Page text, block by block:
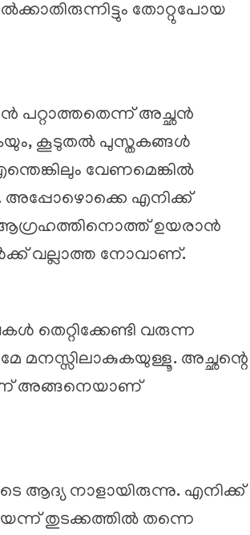
തോറ്റുപോയ
അച്ഛൻ
കൂടുതൽ പുസ്തകങ്ങൾ
വേണമെങ്കിൽ
എനിക്ക്
ആഗ്രഹത്തിനൊത്ത് ഉയരാൻ
വല്ലാത്ത നോവാണ്.
തെറ്റിക്കേണ്ടി വരുന്ന
മനസ്സിലാകുകയുള്ളൂ. അച്ഛന്റെ
അങ്ങനെയാണ്
ആദ്യ നാളായിരുന്നു. എനിക്ക്
തുടക്കത്തിൽ തന്നെ